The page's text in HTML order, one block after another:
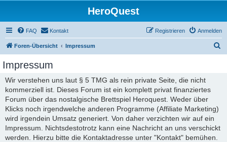
HeroQuest
FAQ Kontakt Anmelden
Registrieren
Foren-Übersicht Impressum
Impressum
Wir verstehen uns laut § 5 TMG als rein private Seite, die nicht
kommerziell ist. Dieses Forum ist ein komplett privat finanziertes
Forum über das nostalgische Brettspiel Heroquest. Weder über
Klicks noch irgendwelche anderen Programme (Affiliate Marketing)
wird irgendein Umsatz generiert. Von daher verzichten wir auf ein
Impressum. Nichtsdestotrotz kann eine Nachricht an uns verschickt
werden. Hierzu bitte die Kontaktadresse unter "Kontakt" bemühen.